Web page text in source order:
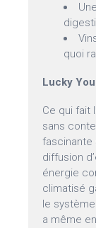
quoi
Lucky
Ce qui fait
sans
fascinante
diffusion
énergie
climatisé
le
a même